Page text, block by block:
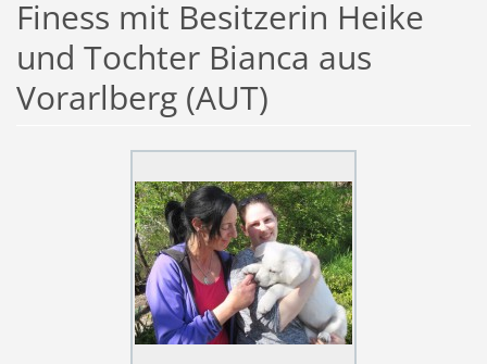
Finess mit Besitzerin Heike
und Tochter Bianca aus
Vorarlberg (AUT)